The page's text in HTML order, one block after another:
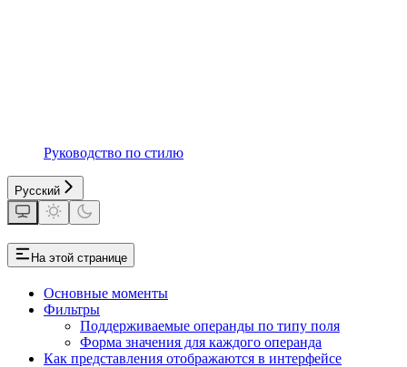
Руководство по стилю
Русский
На этой странице
Основные моменты
Фильтры
Поддерживаемые операнды по типу поля
Форма значения для каждого операнда
Как представления отображаются в интерфейсе